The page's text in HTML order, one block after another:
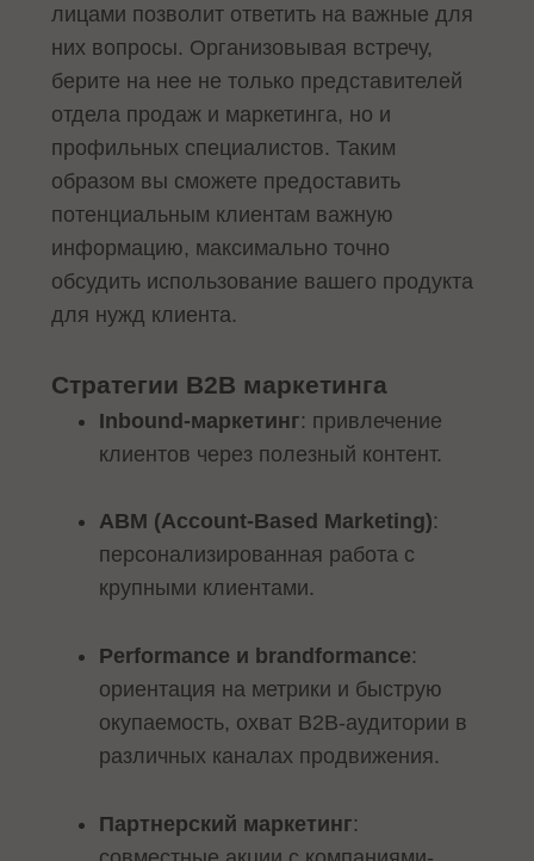
лицами позволит ответить на важные для
них вопросы. Организовывая встречу,
берите на нее не только представителей
отдела продаж и маркетинга, но и
профильных специалистов. Таким
образом вы сможете предоставить
потенциальным клиентам важную
информацию, максимально точно
обсудить использование вашего продукта
для нужд клиента.
Стратегии B2B маркетинга
Inbound-маркетинг: привлечение
клиентов через полезный контент.
ABM (Account-Based Marketing):
персонализированная работа с
крупными клиентами.
Performance и brandformance:
ориентация на метрики и быструю
окупаемость, охват B2B-аудитории в
различных каналах продвижения.
Партнерский маркетинг: